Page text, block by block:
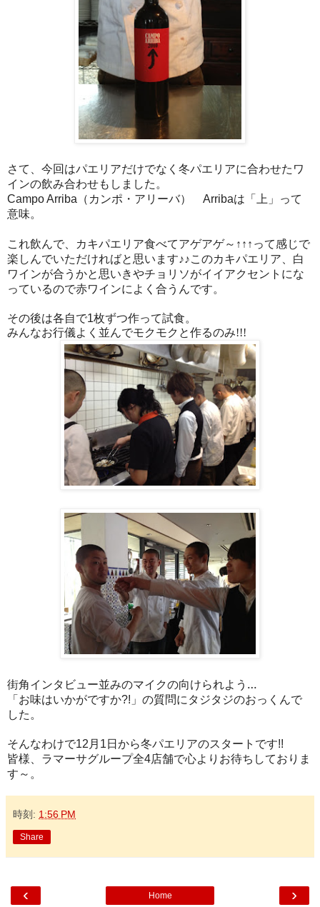
さて、今回はパエリアだけでなく冬パエリアに合わせたワ
インの飲み合わせもしました。
Campo Arriba （カンポ・アリーバ） Arribaは「上」って
意味。
これ飲んで、カキパエリア食べてアゲアゲ～↑↑↑って感じで
楽しんでいただければと思います♪♪このカキパエリア、白
ワインが合うかと思いきやチョリソがイイアクセントにな
っているので赤ワインによく合うんです。
その後は各自で1枚ずつ作って試食。
みんなお行儀よく並んでモクモクと作るのみ!!!
街角インタビュー並みのマイクの向けられよう…
「お味はいかがですか?! 」の質問にタジタジのおっくんで
した。
そんなわけで12月 1日から冬パエリアのスタートです!!
皆様、ラマーサグループ全4店舗で心よりお待ちしておりま
す～。
時刻: 1:56 PM
Share
‹ ›
Home